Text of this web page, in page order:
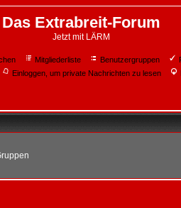
Das Extrabreit-Forum
Jetzt mit LÄRM
Mitgliederliste Benutzergruppen
Einloggen, um private Nachrichten zu lesen